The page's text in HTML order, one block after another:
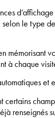
le type
mémorisant
à chaque
et
renseignés